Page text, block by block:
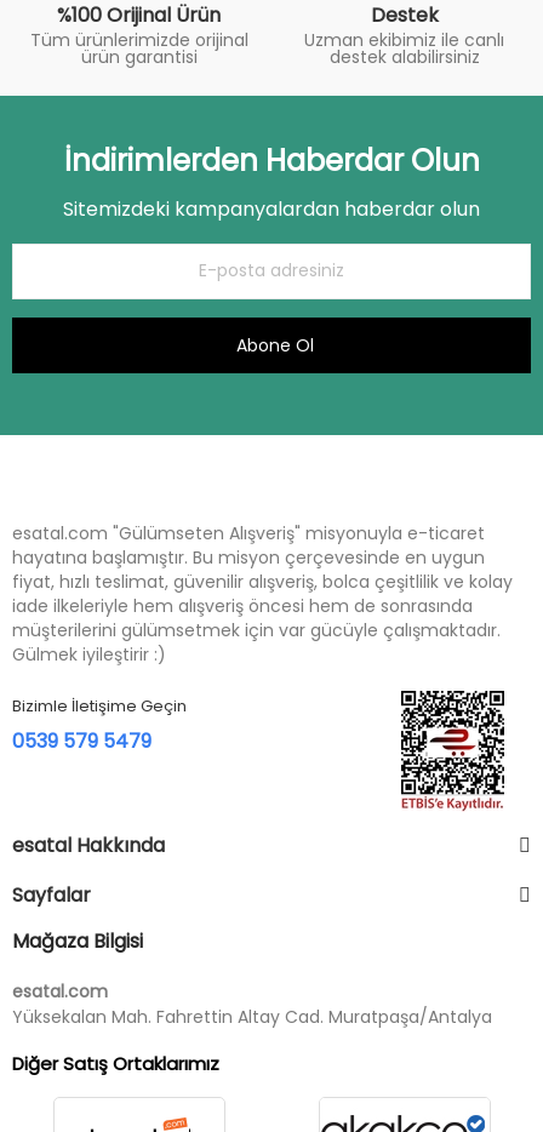
%100 Orijinal Ürün
Tüm ürünlerimizde orijinal
ürün garantisi
Destek
Uzman ekibimiz ile canlı
destek alabilirsiniz
İndirimlerden Haberdar Olun
Sitemizdeki kampanyalardan haberdar olun
Abone Ol
esatal.com "Gülümseten Alışveriş" misyonuyla e-ticaret
hayatına başlamıştır. Bu misyon çerçevesinde en uygun
fiyat, hızlı teslimat, güvenilir alışveriş, bolca çeşitlilik ve kolay
iade ilkeleriyle hem alışveriş öncesi hem de sonrasında
müşterilerini gülümsetmek için var gücüyle çalışmaktadır.
Gülmek iyileştirir :)
Bizimle İletişime Geçin
0539 579 5479
esatal Hakkında
Sayfalar
Mağaza Bilgisi
esatal.com
Yüksekalan Mah. Fahrettin Altay Cad. Muratpaşa/Antalya
Diğer Satış Ortaklarımız